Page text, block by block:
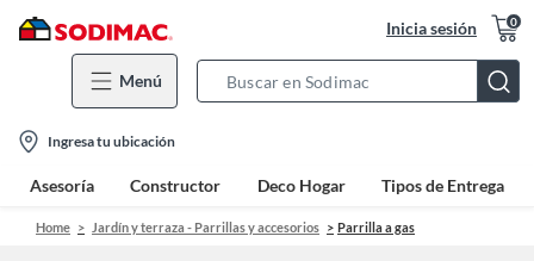
Inicia sesión 0
Menú
Bar
location-
icon
Ingresa tu ubicación
Asesoría Constructor Deco Hogar Tipos de Entrega
Home Jardín y terraza - Parrillas y accesorios Parrilla a gas